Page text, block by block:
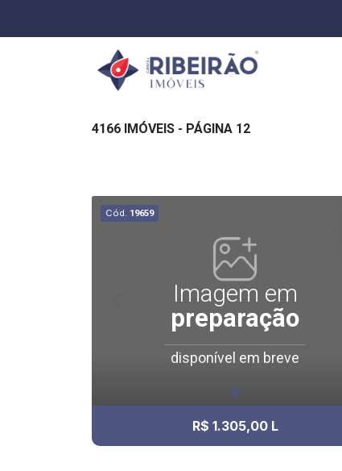
4166 IMÓVEIS - PÁGINA 12
Cód. 19659
Imagem em
preparação
disponível em breve
R$ 1.305,00 L